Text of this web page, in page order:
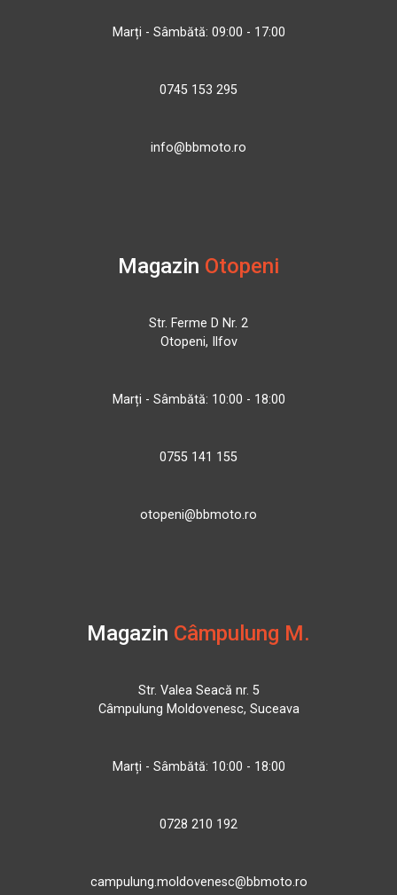
Marți - Sâmbătă: 09:00 - 17:00
0745 153 295
info@bbmoto.ro
Magazin Otopeni
Str. Ferme D Nr. 2
Otopeni, Ilfov
Marți - Sâmbătă: 10:00 - 18:00
0755 141 155
otopeni@bbmoto.ro
Magazin Câmpulung M.
Str. Valea Seacă nr. 5
Câmpulung Moldovenesc, Suceava
Marți - Sâmbătă: 10:00 - 18:00
0728 210 192
campulung.moldovenesc@bbmoto.ro